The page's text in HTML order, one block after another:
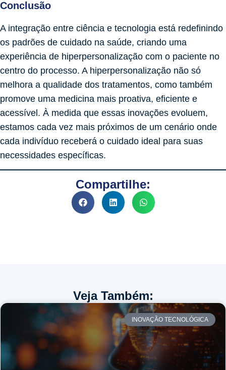
Conclusão
A integração entre ciência e tecnologia está redefinindo
os padrões de cuidado na saúde, criando uma
experiência de hiperpersonalização com o paciente no
centro do processo. A hiperpersonalização não só
melhora a qualidade dos tratamentos, como também
promove uma medicina mais proativa, eficiente e
acessível. À medida que essas inovações evoluem,
estamos cada vez mais próximos de um cenário onde
cada indivíduo receberá o cuidado ideal para suas
necessidades específicas.
Compartilhe:
Veja Também:
INOVAÇÃO TECNOLÓGICA